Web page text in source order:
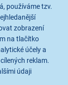
používáme tzv.
zobrazení
na tlačítko
účely a
reklam.
údaji
Pevná
Hliníkové
legendy